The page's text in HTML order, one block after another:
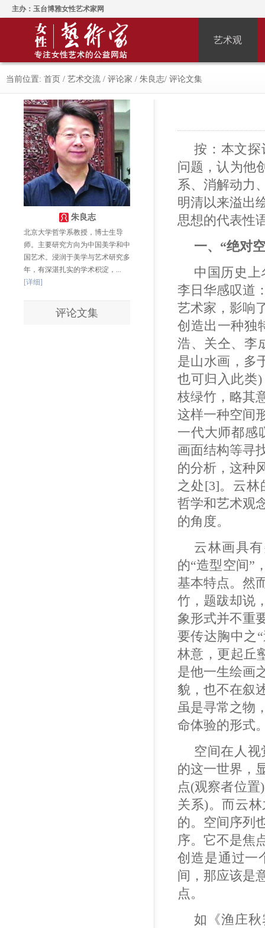
主办：玉台博雅女性艺术家网
艺术观
当前位置: 首页 / 艺术交流 / 评论家 / 朱良志/ 评论文集
朱良志
北京大学哲学系教授，博士生导
师。主要研究方向为中国美学和中
国艺术。浸润于美学与艺术研究多
年，有深湛扎实的学术积淀，...
[详细]
评论文集
按：本文探
问题，认为他
系、消解动力
明清以来溢出
思想的代表性
一、“绝对
中国历史
李日华感叹道
艺术家，影响
创造出一种独
浩、关仝、李
是山水画，多
也可归入此类
枝绿竹，略其
这样一种空间
一代大师都感
画面结构等寻
的分析，这种
之处[3]。云
哲学和艺术观
的角度。
云林画具
的“造型空间”
基本特点。然
竹，题跋却说
象形式并不重
要传达胸中之
林意，更起丘
是他一生绘画
貌，也不在叙
虽是寻常之物
命体验的形式
空间在人
的这一世界，
点(观察者位
关系)。而云
的。空间序列
序。它不是焦
创造是通过一
间，那应该是
点。
如《渔庄